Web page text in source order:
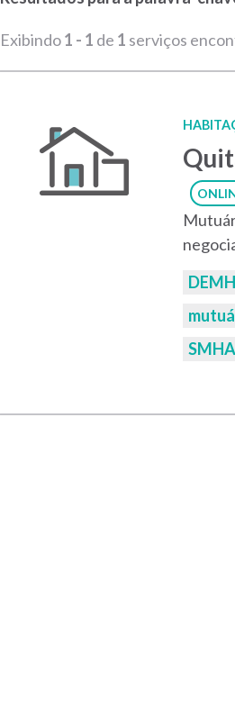
Exibindo1 - 1 de 1 serviços
chaves: